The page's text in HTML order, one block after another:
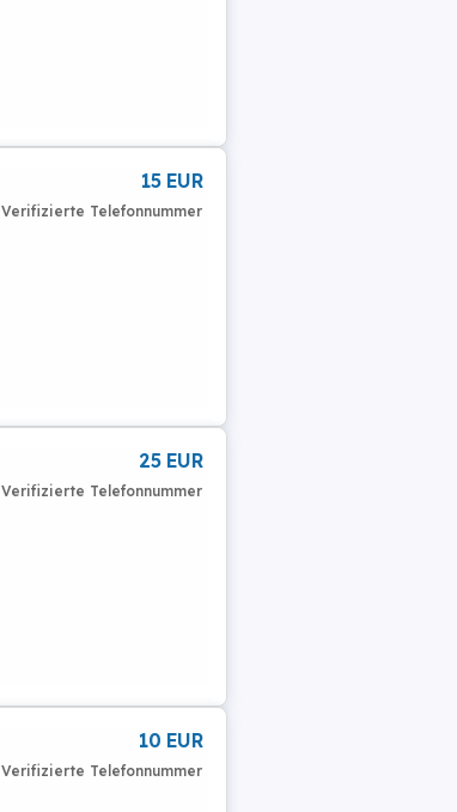
15 EUR
Verifizierte Telefonnummer
25 EUR
Verifizierte Telefonnummer
10 EUR
Verifizierte Telefonnummer